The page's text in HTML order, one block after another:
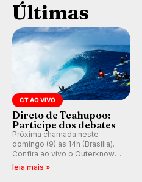
Últimas
CT AO VIVO
Direto de Teahupoo:
Participe dos debates
Próxima chamada neste
domingo (9) às 14h (Brasília).
Confira ao vivo o Outerknown
Tahiti Pro 2026 e participe dos
leia mais »